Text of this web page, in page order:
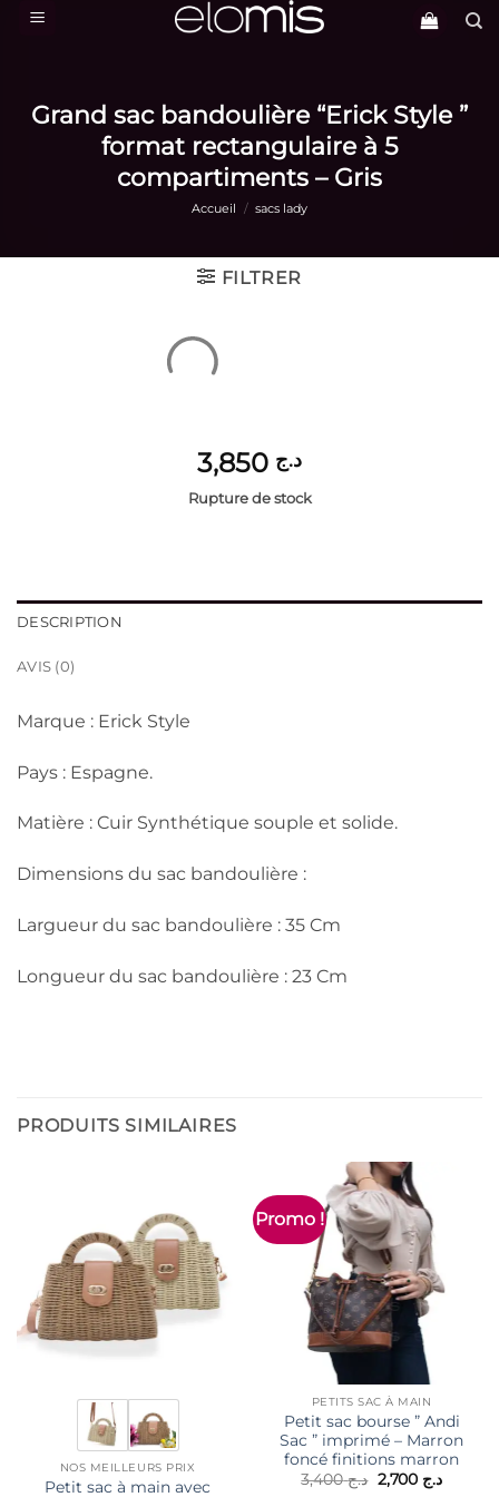
Passer
Grand sac bandoulière “Erick Style ”
format rectangulaire à 5
compartiments – Gris
Accueil / sacs lady
FILTRER
د.ج
Rupture de stock
DESCRIPTION
AVIS (0)
Marque : Erick Style
Pays : Espagne.
Matière : Cuir Synthétique souple et solide.
Dimensions du sac bandoulière :
Largueur du sac bandoulière : 35 Cm
Longueur du sac bandoulière : 23 Cm
PRODUITS SIMILAIRES
NOS MEILLEURS PRIX
Petit sac à main avec
Promo !
PETITS SAC À MAIN
Petit sac bourse ” Andi
Sac ” imprimé – Marron
foncé finitions marron
د.ج3,400
Le
prix
د.ج 2,700
Le